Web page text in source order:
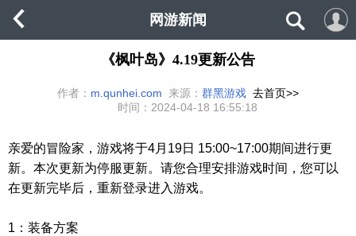
网游新闻
《枫叶岛》4.19更新公告
作者： m.qunhei.com 来源： 群黑游戏 去首页>>
时间： 2024-04-18 16:55:18
亲爱的冒险家，游戏将于4月19日 15:00~17:00期间进行更
新。本次更新为停服更新。请您合理安排游戏时间，您可以
在更新完毕后，重新登录进入游戏。
1：装备方案